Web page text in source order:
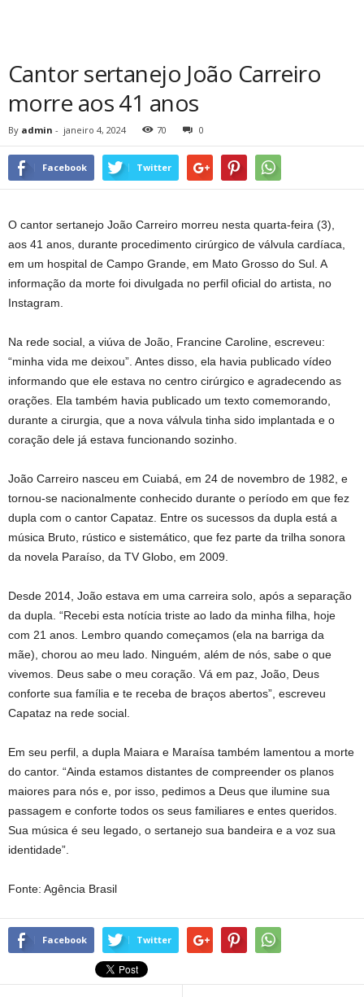
Cantor sertanejo João Carreiro
morre aos 41 anos
By admin - janeiro 4, 2024 70 0
Facebook Twitter
O cantor sertanejo João Carreiro morreu nesta quarta-feira (3),
aos 41 anos, durante procedimento cirúrgico de válvula cardíaca,
em um hospital de Campo Grande, em Mato Grosso do Sul. A
informação da morte foi divulgada no perfil oficial do artista, no
Instagram.
Na rede social, a viúva de João, Francine Caroline, escreveu:
“minha vida me deixou”. Antes disso, ela havia publicado vídeo
informando que ele estava no centro cirúrgico e agradecendo as
orações. Ela também havia publicado um texto comemorando,
durante a cirurgia, que a nova válvula tinha sido implantada e o
coração dele já estava funcionando sozinho.
João Carreiro nasceu em Cuiabá, em 24 de novembro de 1982, e
tornou-se nacionalmente conhecido durante o período em que fez
dupla com o cantor Capataz. Entre os sucessos da dupla está a
música Bruto, rústico e sistemático, que fez parte da trilha sonora
da novela Paraíso, da TV Globo, em 2009.
Desde 2014, João estava em uma carreira solo, após a separação
da dupla. “Recebi esta notícia triste ao lado da minha filha, hoje
com 21 anos. Lembro quando começamos (ela na barriga da
mãe), chorou ao meu lado. Ninguém, além de nós, sabe o que
vivemos. Deus sabe o meu coração. Vá em paz, João, Deus
conforte sua família e te receba de braços abertos”, escreveu
Capataz na rede social.
Em seu perfil, a dupla Maiara e Maraísa também lamentou a morte
do cantor. “Ainda estamos distantes de compreender os planos
maiores para nós e, por isso, pedimos a Deus que ilumine sua
passagem e conforte todos os seus familiares e entes queridos.
Sua música é seu legado, o sertanejo sua bandeira e a voz sua
identidade”.
Fonte: Agência Brasil
Facebook Twitter